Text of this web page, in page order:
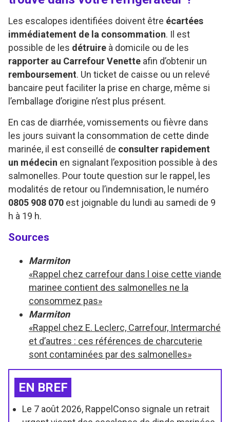
Les escalopes identifiées doivent être écartées
immédiatement de la consommation. Il est
possible de les détruire à domicile ou de les
rapporter au Carrefour Venette afin d’obtenir un
remboursement. Un ticket de caisse ou un relevé
bancaire peut faciliter la prise en charge, même si
l’emballage d’origine n’est plus présent.
En cas de diarrhée, vomissements ou fièvre dans
les jours suivant la consommation de cette dinde
marinée, il est conseillé de consulter rapidement
un médecin en signalant l’exposition possible à des
salmonelles. Pour toute question sur le rappel, les
modalités de retour ou l’indemnisation, le numéro
0805 908 070 est joignable du lundi au samedi de 9
h à 19 h.
Sources
Marmiton
«Rappel chez carrefour dans l oise cette viande
marinee contient des salmonelles ne la
consommez pas»
Marmiton
«Rappel chez E. Leclerc, Carrefour, Intermarché
et d’autres : ces références de charcuterie
sont contaminées par des salmonelles»
EN BREF
Le 7 août 2026, RappelConso signale un retrait